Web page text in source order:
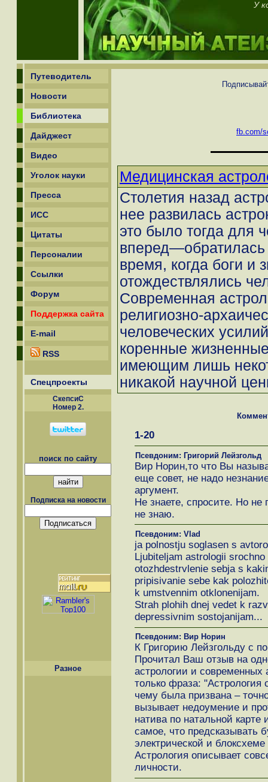
У
Путеводитель
Новости
Библиотека
Дайджест
Видео
Уголок науки
Пресса
ИСС
Цитаты
Персоналии
Ссылки
Форум
Поддержка сайта
E-mail
RSS
Спецпроекты
СкепсиС
Номер 2.
поиск по сайту
Подписка на новости
Разное
fb.com/
Медицинская
Столетия назад
нее развилась
это было тогда для
время, когда боги и
отождествлялись
Современная
религиозно-
человеческих
коренные
имеющим лишь
никакой научной
1-20
Псевдоним: Григорий Лейзгольд
Вир Норин,то что Вы
еще совет, не надо
аргумент.
Не знаете, спросите. Но не
не знаю.
Псевдоним: Vlad
ja polnostju soglasen s
Ljubiteljam astrologii
otozhdestrvlenie sebja s
pripisivanie sebe kak
k umstvennim otklonenijam.
Strah plohih dnej vedet k
depressivnim sostojanijam...
Псевдоним: Вир Норин
К Григорию Лейзгольду с
Прочитал Ваш отзыв на
астрологии и современных
только фраза: "Астрология
чему была призвана –
вызывает недоумение и
натива по натальной карте
самое, что предсказывать
электрической и
Астрология описывает
личности.